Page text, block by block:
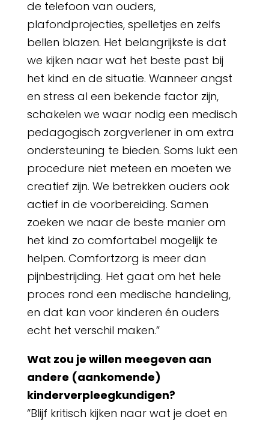
de telefoon van ouders,
plafondprojecties, spelletjes en zelfs
bellen blazen. Het belangrijkste is dat
we kijken naar wat het beste past bij
het kind en de situatie. Wanneer angst
en stress al een bekende factor zijn,
schakelen we waar nodig een medisch
pedagogisch zorgverlener in om extra
ondersteuning te bieden. Soms lukt een
procedure niet meteen en moeten we
creatief zijn. We betrekken ouders ook
actief in de voorbereiding. Samen
zoeken we naar de beste manier om
het kind zo comfortabel mogelijk te
helpen. Comfortzorg is meer dan
pijnbestrijding. Het gaat om het hele
proces rond een medische handeling,
en dat kan voor kinderen én ouders
echt het verschil maken.”
Wat zou je willen meegeven aan
andere (aankomende)
kinderverpleegkundigen?
“Blijf kritisch kijken naar wat je doet en